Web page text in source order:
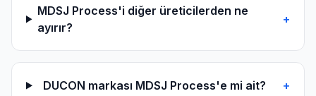
MDSJ Process'i diğer üreticilerden ne
ayırır?
+
DUCON markası MDSJ Process'e mi ait? +